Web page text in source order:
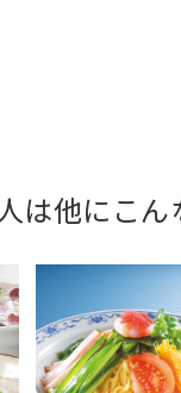
は他にこん